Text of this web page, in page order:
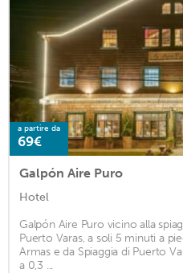
a partire da
69€
Galpón Aire Puro
Hotel
Galpón Aire Puro vicino alla
Puerto Varas, a soli 5 minuti a
Armas e da Spiaggia di Puerto
a 0,3 ...